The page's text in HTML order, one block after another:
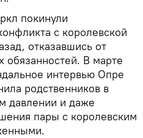
покинули
с королевской
отказавшись от
обязанностей. В марте
интервью Опре
родственников в
давлении и даже
пары с королевским